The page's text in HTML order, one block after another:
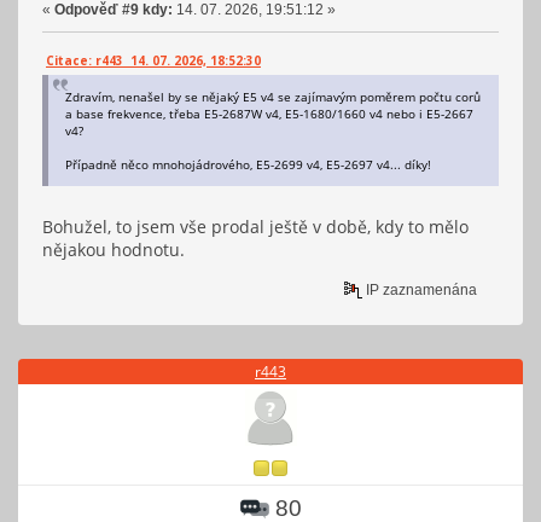
« Odpověď #9 kdy: 14. 07. 2026, 19:51:12 »
Citace: r443 14. 07. 2026, 18:52:30
Zdravím, nenašel by se nějaký E5 v4 se zajímavým poměrem počtu corů
a base frekvence, třeba E5-2687W v4, E5-1680/1660 v4 nebo i E5-2667
v4?
Případně něco mnohojádrového, E5-2699 v4, E5-2697 v4... díky!
Bohužel, to jsem vše prodal ještě v době, kdy to mělo
nějakou hodnotu.
IP zaznamenána
r443
80